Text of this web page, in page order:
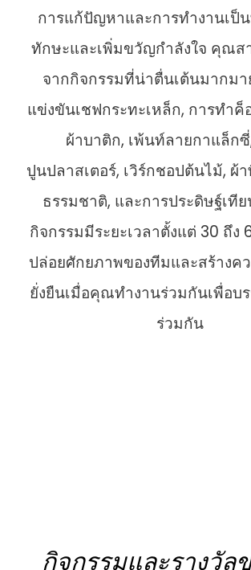
การแก้ปัญหาและการทำงานเป็
ทักษะและเพิ่มขวัญกำลังใจ คุณส
จากกิจกรรมที่น่าตื่นเต้นมากมา
แข่งขันเชฟกระทะเหล็ก, การทำค็
ผ้าบาติก, เพ้นท์ลายกาแล็ก
ปูนปลาสเตอร์, เวิร์กชอปต้นไม้, ผ้
ธรรมชาติ, และการประดิษฐ์เที
กิจกรรมมีระยะเวลาตั้งแต่ 30 ถึง
ปล่อยศักยภาพของทีมและสร้าง
ยั่งยืนเมื่อคุณทำงานร่วมกันเพื่อบ
ร่วมกัน
กิจกรรมและรางวั